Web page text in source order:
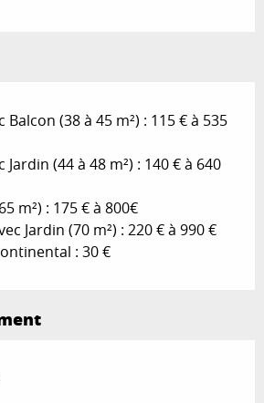
Balcon (38 à 45 m²) : 115 € à 535
Jardin (44 à 48 m²) : 140 € à 640
m²) : 175 € à 800€
Jardin (70 m²) : 220 € à 990 €
: 30 €